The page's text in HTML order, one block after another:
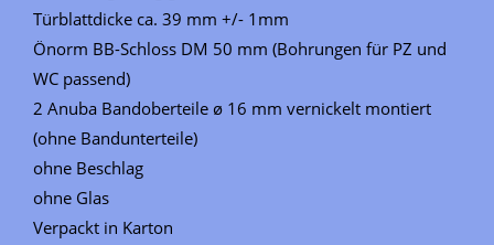
Türblattdicke ca. 39 mm +/- 1mm
Önorm BB-Schloss DM 50 mm (Bohrungen für PZ und
WC passend)
2 Anuba Bandoberteile ø 16 mm vernickelt montiert
(ohne Bandunterteile)
ohne Beschlag
ohne Glas
Verpackt in Karton